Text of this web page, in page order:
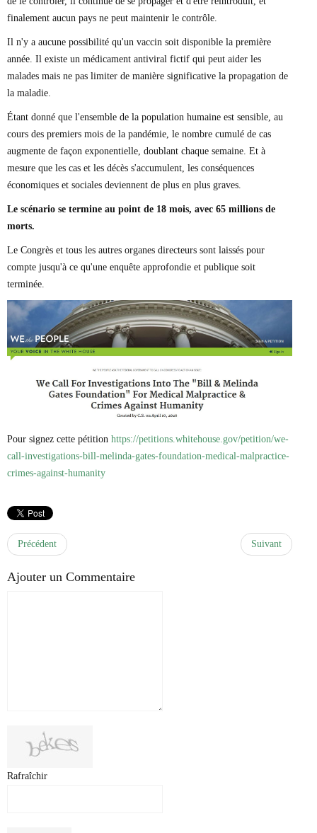
finalement aucun pays ne peut maintenir le contrôle.
Il n'y a aucune possibilité qu'un vaccin soit disponible la première
année. Il existe un médicament antiviral fictif qui peut aider les
malades mais ne pas limiter de manière significative la propagation de
la maladie.
Étant donné que l'ensemble de la population humaine est sensible, au
cours des premiers mois de la pandémie, le nombre cumulé de cas
augmente de façon exponentielle, doublant chaque semaine. Et à
mesure que les cas et les décès s'accumulent, les conséquences
économiques et sociales deviennent de plus en plus graves.
Le scénario se termine au point de 18 mois, avec 65 millions de
morts.
Le Congrès et tous les autres organes directeurs sont laissés pour
compte jusqu'à ce qu'une enquête approfondie et publique soit
terminée.
Pour signez cette pétition https://petitions.whitehouse.gov/petition/we-
call-investigations-bill-melinda-gates-foundation-medical-malpractice-
crimes-against-humanity
Précédent Suivant
Ajouter un Commentaire
Rafraîchir